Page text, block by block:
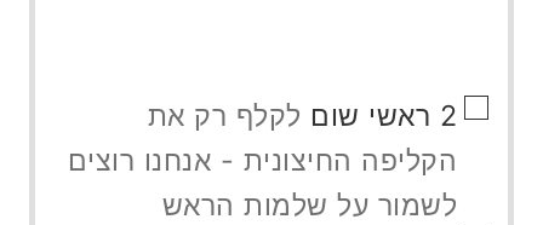
▢
2 ראשי שום לקלף רק את
הקליפה החיצונית - אנחנו רוצים
לשמור על שלמות הראש